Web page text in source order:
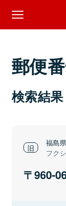
郵便
検索結果
福島県
フク
960-